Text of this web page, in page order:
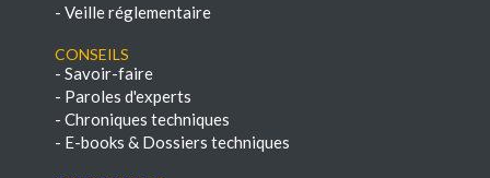
- Veille réglementaire
Conseils
- Savoir-faire
- Paroles d'experts
- Chroniques techniques
- E-books & Dossiers techniques